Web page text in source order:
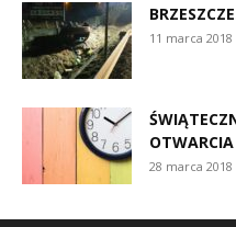
11 marca 2018
28 marca 2018